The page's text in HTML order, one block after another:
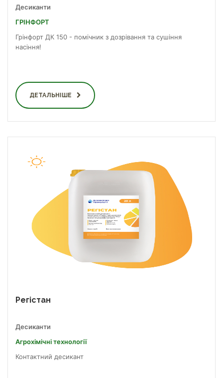
Десиканти
ГРІНФОРТ
Грінфорт ДК 150 - помічник з дозрівання та сушіння
насіння!
ДЕТАЛЬНІШЕ
Регістан
Десиканти
Агрохімічні технології
Контактний десикант